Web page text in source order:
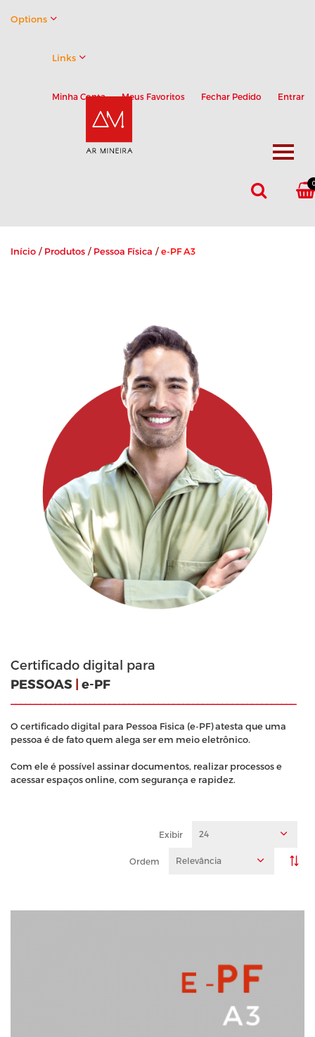
Options
Links
Minha Conta Meus Favoritos Fechar Pedido Entrar
0
Início / Produtos / Pessoa Física / e-PF A3
Certificado digital para
PESSOAS | e-PF
O certificado digital para Pessoa Fisica (e-PF) atesta que uma
pessoa é de fato quem alega ser em meio eletrônico.
Com ele é possível assinar documentos, realizar processos e
acessar espaços online, com segurança e rapidez.
Exibir 24
Ordem Relevância